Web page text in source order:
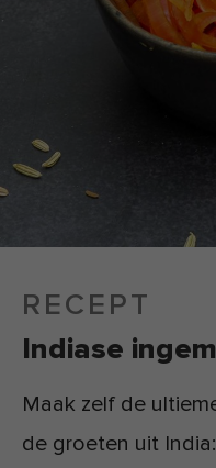
RECEPT
Indiase
Maak zelf de
de groeten uit